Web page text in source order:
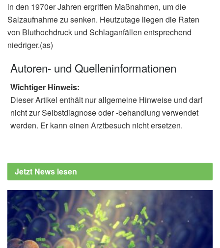
in den 1970er Jahren ergriffen Maßnahmen, um die
Salzaufnahme zu senken. Heutzutage liegen die Raten
von Bluthochdruck und Schlaganfällen entsprechend
niedriger.(as)
Autoren- und Quelleninformationen
Wichtiger Hinweis:
Dieser Artikel enthält nur allgemeine Hinweise und darf
nicht zur Selbstdiagnose oder -behandlung verwendet
werden. Er kann einen Arztbesuch nicht ersetzen.
Jetzt News lesen